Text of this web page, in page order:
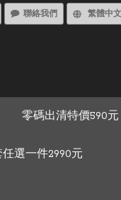
聯絡我們 繁體中文
零碼出清特價590元
選一件2990元